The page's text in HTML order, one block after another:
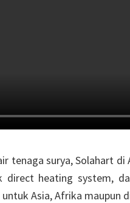
tenaga surya, Solahart
direct heating system,
Asia, Afrika maupun